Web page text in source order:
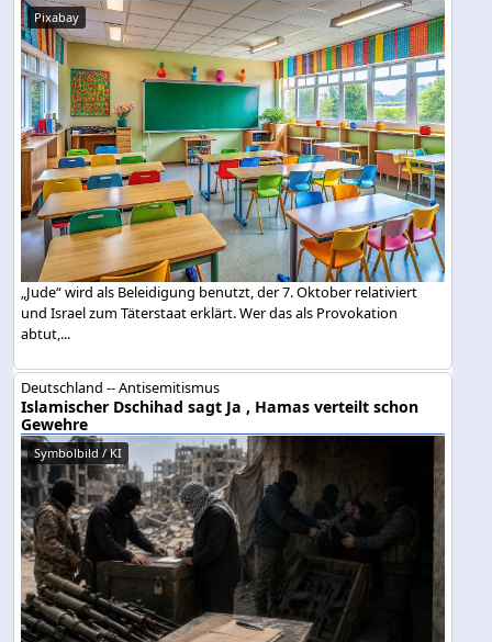
Pixabay
„Jude“ wird als Beleidigung benutzt, der 7. Oktober relativiert
und Israel zum Täterstaat erklärt. Wer das als Provokation
abtut,...
Deutschland -- Antisemitismus
Islamischer Dschihad sagt Ja , Hamas verteilt schon
Gewehre
Symbolbild / KI